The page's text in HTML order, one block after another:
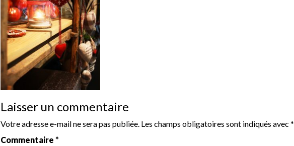
Laisser un commentaire
Votre adresse e-mail ne sera pas publiée. Les champs obligatoires sont indiqués avec*
Commentaire*